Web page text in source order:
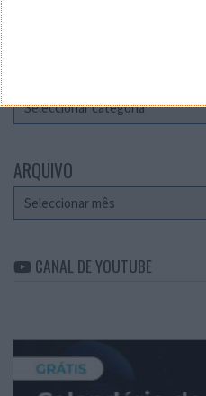
ARQUIVO
Arquivo
CANAL DE YOUTUBE